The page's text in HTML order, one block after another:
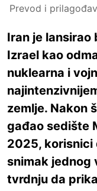
Prevod i
Iran je lansirao
Izrael kao
nuklearna i
zemlje. Nakon
gađao sedište
2025, korisnici
snimak jednog
tvrdnju da